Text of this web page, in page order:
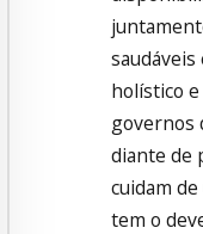
holístico
governos
diante de
cuidam
tem o